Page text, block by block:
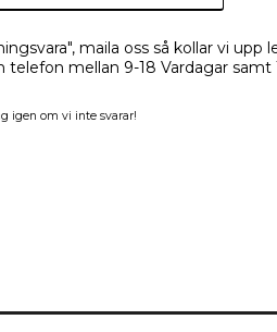
maila oss så kollar vi upp
mellan 9-18 Vardagar samt
igen om vi inte svarar!